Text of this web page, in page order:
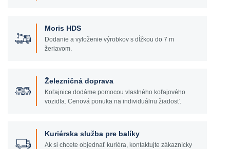
Moris HDS
Dodanie a vyloženie výrobkov s dĺžkou do 7 m
žeriavom.
Železničná doprava
Koľajnice dodáme pomocou vlastného koľajového
vozidla. Cenová ponuka na individuálnu žiadosť.
Kuriérska služba pre balíky
Ak si chcete objednať kuriéra, kontaktujte zákaznícky